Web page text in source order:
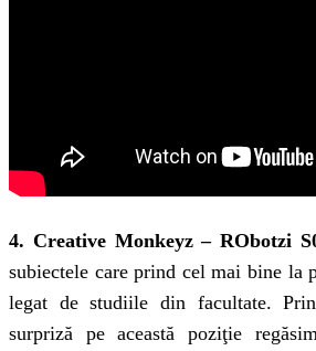
4. Creative Monkeyz – RObotzi
subiectele care prind cel mai bine la
legat de studiile din facultate.
surpriză pe această poziţie